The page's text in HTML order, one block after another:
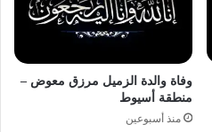
وفاة والدة الزميل مرزق معوض –
منطقة أسيوط
منذ أسبوعين